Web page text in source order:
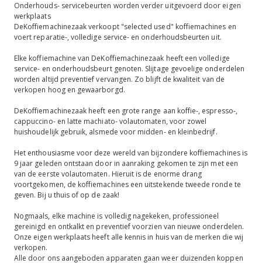
Onderhouds- servicebeurten worden verder uitgevoerd door eigen
werkplaats
DeKoffiemachinezaak verkoopt "selected used" koffiemachines en
voert reparatie-, volledige service- en onderhoudsbeurten uit.
Elke koffiemachine van DeKoffiemachinezaak heeft een volledige
service- en onderhoudsbeurt genoten. Slijtage gevoelige onderdelen
worden altijd preventief vervangen. Zo blijft de kwaliteit van de
verkopen hoog en gewaarborgd.
DeKoffiemachinezaak heeft een grote range aan koffie-, espresso-,
cappuccino- en latte machiato- volautomaten, voor zowel
huishoudelijk gebruik, alsmede voor midden- en kleinbedrijf.
Het enthousiasme voor deze wereld van bijzondere koffiemachines is
9 jaar geleden ontstaan door in aanraking gekomen te zijn met een
van de eerste volautomaten. Hieruit is de enorme drang
voortgekomen, de koffiemachines een uitstekende tweede ronde te
geven. Bij u thuis of op de zaak!
Nogmaals, elke machine is volledig nagekeken, professioneel
gereinigd en ontkalkt en preventief voorzien van nieuwe onderdelen.
Onze eigen werkplaats heeft alle kennis in huis van de merken die wij
verkopen.
Alle door ons aangeboden apparaten gaan weer duizenden koppen